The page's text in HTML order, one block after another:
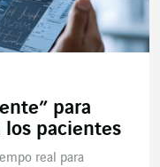
para
los pacientes
real para